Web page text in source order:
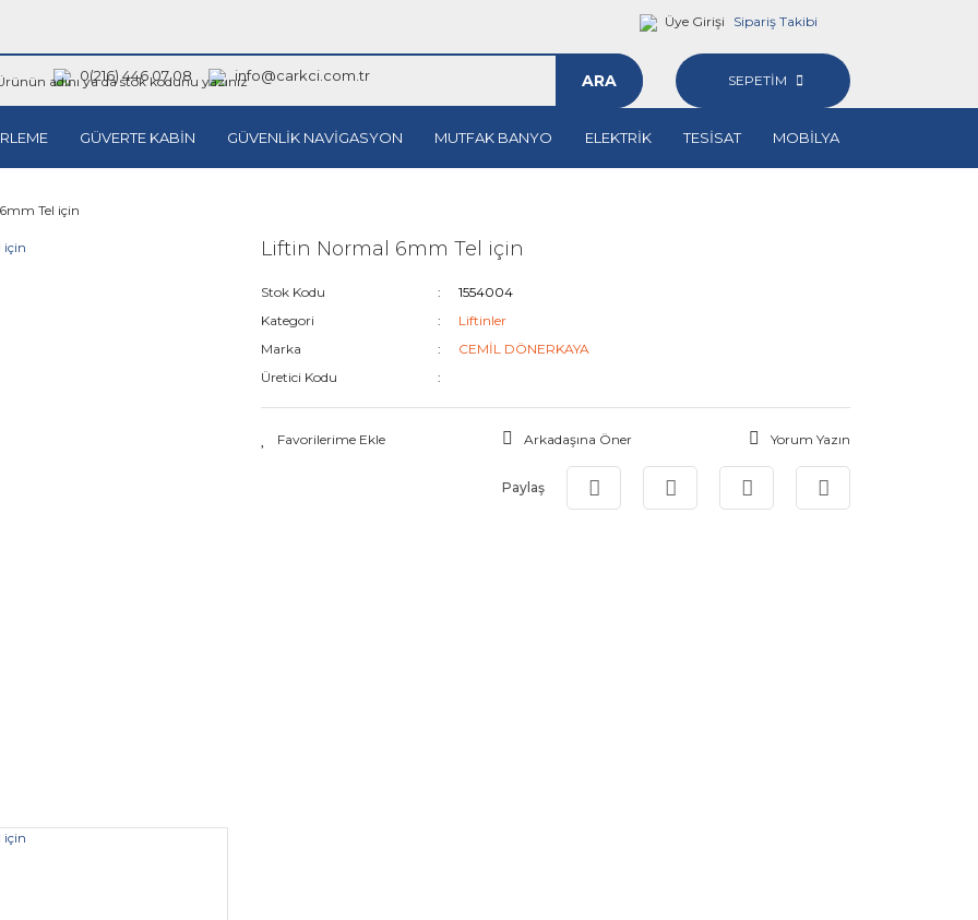
Üye Girişi Sipariş Takibi
0(216) 446 07 08 info@carkci.com.tr ARA SEPETİM
GÜVERTE KABİN GÜVENLİK NAVİGASYON MUTFAK BANYO ELEKTRİK TESİSAT MOBİLYA
Tel için
Liftin Normal 6mm Tel için
Stok Kodu
1554004
Kategori
Liftinler
Marka
CEMİL DÖNERKAYA
Üretici Kodu
Arkadaşına Öner Yorum Yazın
Paylaş